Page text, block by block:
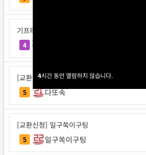
4시간 동안 열람하지 않습니다.
4시간 동안 열람하지 않습니다.
기프티콘 교환신청
4
[교환신청] 다또속
5 다또속
[교환신청] 일구쏙이구팅
5 일구쏙이구팅